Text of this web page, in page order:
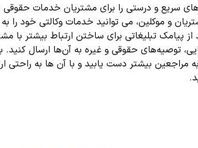
سریع و درستی را برای مشتریان خدمات
و موکلین، می ‌توانید خدمات وکالتی خود را
پیامک تبلیغاتی برای ساختن ارتباط بیشتر
توصیه‌های حقوقی و غیره به آن‌ها ارسال
بیشتر دست یابید و با آن ها به راحتی